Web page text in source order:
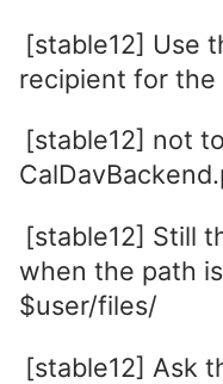
[stable12] Use
recipient for
[stable12] not
[stable12] Still
when the path
$user/files/
[stable12] Ask